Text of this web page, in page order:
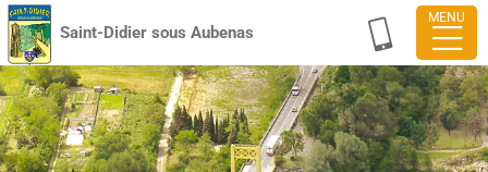
Passer
au
contenu
Saint-Didier sous Aubenas